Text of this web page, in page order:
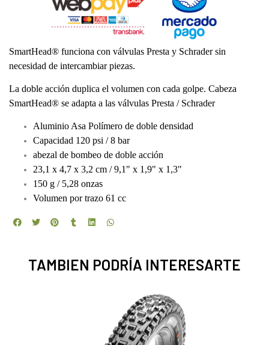
SmartHead® funciona con válvulas Presta y Schrader sin
necesidad de intercambiar piezas.
La doble acción duplica el volumen con cada golpe. Cabeza
SmartHead® se adapta a las válvulas Presta / Schrader
Aluminio Asa Polímero de doble densidad
Capacidad 120 psi / 8 bar
abezal de bombeo de doble acción
23,1 x 4,7 x 3,2 cm / 9,1" x 1,9" x 1,3"
150 g / 5,28 onzas
Volumen por trazo 61 cc
TAMBIEN PODRÍA INTERESARTE